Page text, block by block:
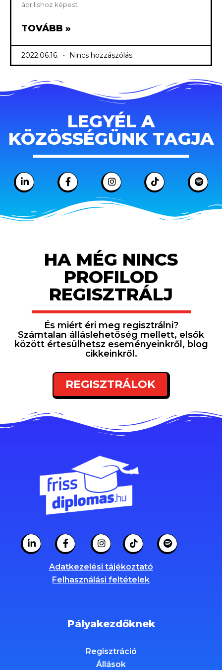
áprilishoz képest
TOVÁBB »
2022.06.16. Nincs hozzászólás
LEGYÉL A
KÖZÖSSÉGÜNK TAGJA
HA MÉG NINCS
PROFILOD
REGISZTRÁLJ
És miért éri meg regisztrálni?
Számtalan álláslehetőség mellett, elsők
között értesülhetsz eseményeinkről, blog
cikkeinkről.
REGISZTRÁLOK
Adatkezelési tájékoztató
Felhasználási feltételek
Pályakezdőknek
Regisztráció
Állások